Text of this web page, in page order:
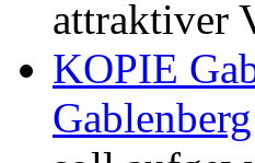
attraktiver
KOPIE